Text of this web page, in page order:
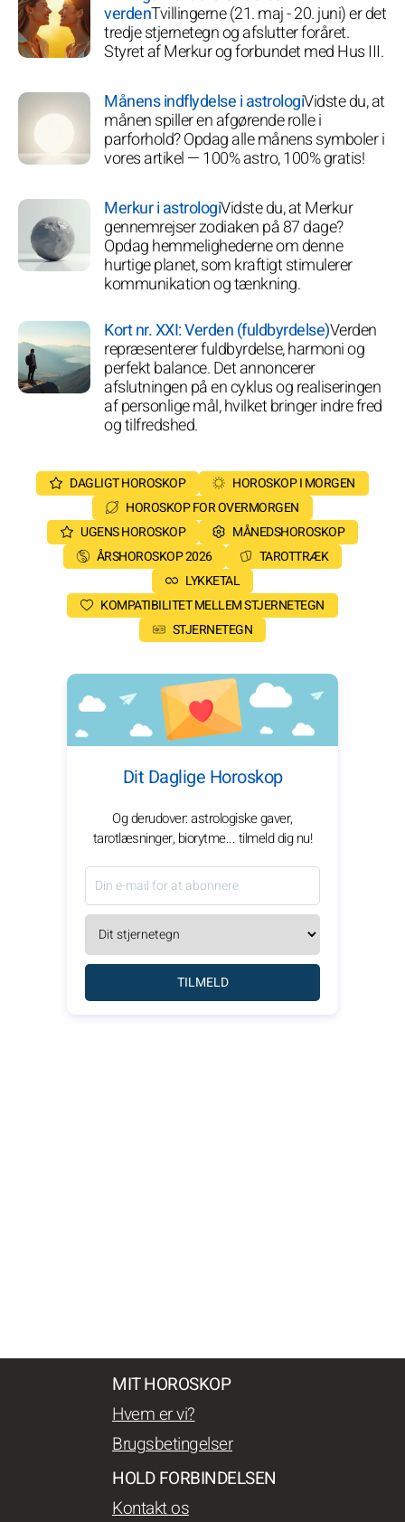
verdenTvillingerne (21. maj - 20. juni) er det
tredje stjernetegn og afslutter foråret.
Styret af Merkur og forbundet med Hus III.
Månens indflydelse i astrologiVidste du, at
månen spiller en afgørende rolle i
parforhold? Opdag alle månens symboler i
vores artikel — 100% astro, 100% gratis!
Merkur i astrologiVidste du, at Merkur
gennemrejser zodiaken på 87 dage?
Opdag hemmelighederne om denne
hurtige planet, som kraftigt stimulerer
kommunikation og tænkning.
Kort nr. XXI: Verden (fuldbyrdelse)Verden
repræsenterer fuldbyrdelse, harmoni og
perfekt balance. Det annoncerer
afslutningen på en cyklus og realiseringen
af personlige mål, hvilket bringer indre fred
og tilfredshed.
DAGLIGT HOROSKOP
HOROSKOP I MORGEN
HOROSKOP FOR OVERMORGEN
UGENS HOROSKOP
MÅNEDSHOROSKOP
ÅRSHOROSKOP 2026
TAROTTRÆK
LYKKETAL
KOMPATIBILITET MELLEM STJERNETEGN
STJERNETEGN
Dit Daglige Horoskop
Og derudover: astrologiske gaver,
tarotlæsninger, biorytme... tilmeld dig nu!
TILMELD
MIT HOROSKOP
Hvem er vi?
Brugsbetingelser
HOLD FORBINDELSEN
Kontakt os